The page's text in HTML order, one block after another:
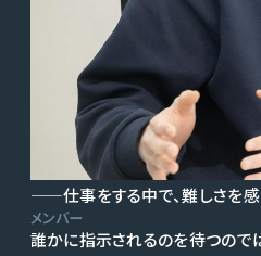
——仕事をする中で、難しさを感
メンバー
誰かに指示されるのを待つので